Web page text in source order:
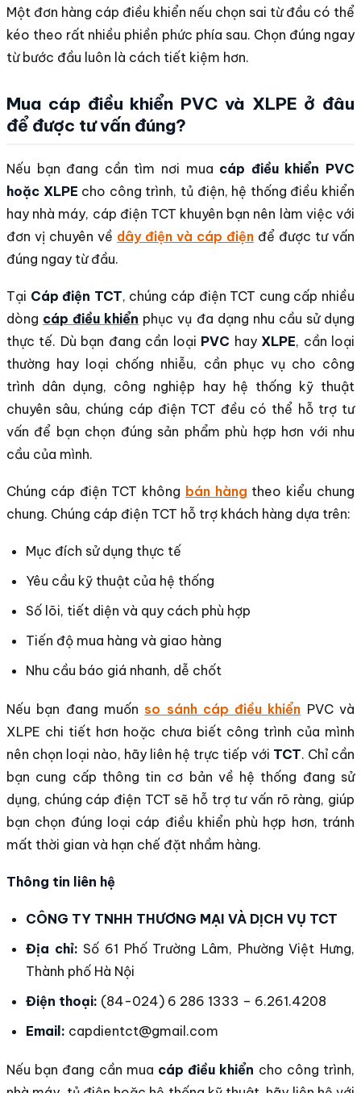
Một đơn hàng cáp điều khiển nếu chọn sai từ đầu có thể
kéo theo rất nhiều phiền phức phía sau. Chọn đúng ngay
từ bước đầu luôn là cách tiết kiệm hơn.
Mua cáp điều khiển PVC và XLPE ở đâu
để được tư vấn đúng?
Nếu bạn đang cần tìm nơi mua cáp điều khiển PVC
hoặc XLPE cho công trình, tủ điện, hệ thống điều khiển
hay nhà máy, cáp điện TCT khuyên bạn nên làm việc với
đơn vị chuyên về dây điện và cáp điện để được tư vấn
đúng ngay từ đầu.
Tại Cáp điện TCT, chúng cáp điện TCT cung cấp nhiều
dòng cáp điều khiển phục vụ đa dạng nhu cầu sử dụng
thực tế. Dù bạn đang cần loại PVC hay XLPE, cần loại
thường hay loại chống nhiễu, cần phục vụ cho công
trình dân dụng, công nghiệp hay hệ thống kỹ thuật
chuyên sâu, chúng cáp điện TCT đều có thể hỗ trợ tư
vấn để bạn chọn đúng sản phẩm phù hợp hơn với nhu
cầu của mình.
Chúng cáp điện TCT không bán hàng theo kiểu chung
chung. Chúng cáp điện TCT hỗ trợ khách hàng dựa trên:
Mục đích sử dụng thực tế
Yêu cầu kỹ thuật của hệ thống
Số lõi, tiết diện và quy cách phù hợp
Tiến độ mua hàng và giao hàng
Nhu cầu báo giá nhanh, dễ chốt
Nếu bạn đang muốn so sánh cáp điều khiển PVC và
XLPE chi tiết hơn hoặc chưa biết công trình của mình
nên chọn loại nào, hãy liên hệ trực tiếp với TCT. Chỉ cần
bạn cung cấp thông tin cơ bản về hệ thống đang sử
dụng, chúng cáp điện TCT sẽ hỗ trợ tư vấn rõ ràng, giúp
bạn chọn đúng loại cáp điều khiển phù hợp hơn, tránh
mất thời gian và hạn chế đặt nhầm hàng.
Thông tin liên hệ
CÔNG TY TNHH THƯƠNG MẠI VÀ DỊCH VỤ TCT
Địa chỉ: Số 61 Phố Trường Lâm, Phường Việt Hưng,
Thành phố Hà Nội
Điện thoại: (84-024) 6 286 1333 – 6.261.4208
Email: capdientct@gmail.com
Nếu bạn đang cần mua cáp điều khiển cho công trình,